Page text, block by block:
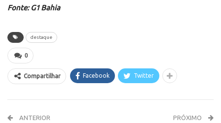
Fonte: G1 Bahia
destaque
0
Compartilhar Facebook Twitter
ANTERIOR PRÓXIMO